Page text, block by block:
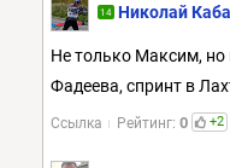
14 Николай
Не только Максим,
Фадеева, спринт в
Ссылка Рейтинг: 0 +2